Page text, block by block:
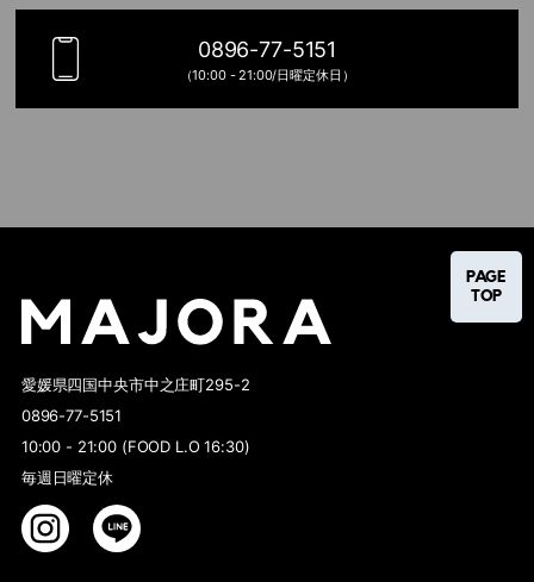
0896-77-5151
（10:00 - 21:00/日曜定休日）
愛媛県四国中央市中之庄町295-2
0896-77-5151
10:00 - 21:00 (FOOD L.O 16:30)
毎週日曜定休
PAGE
TOP